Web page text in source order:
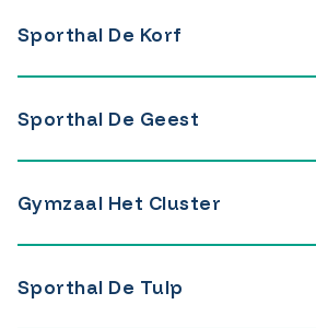
Sporthal De Korf
Sporthal De Geest
Gymzaal Het Cluster
Sporthal De Tulp